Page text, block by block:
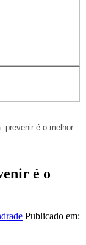
prevenir é o melhor
é o
Publicado em: